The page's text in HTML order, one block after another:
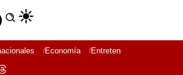
Economía Entretenimiento